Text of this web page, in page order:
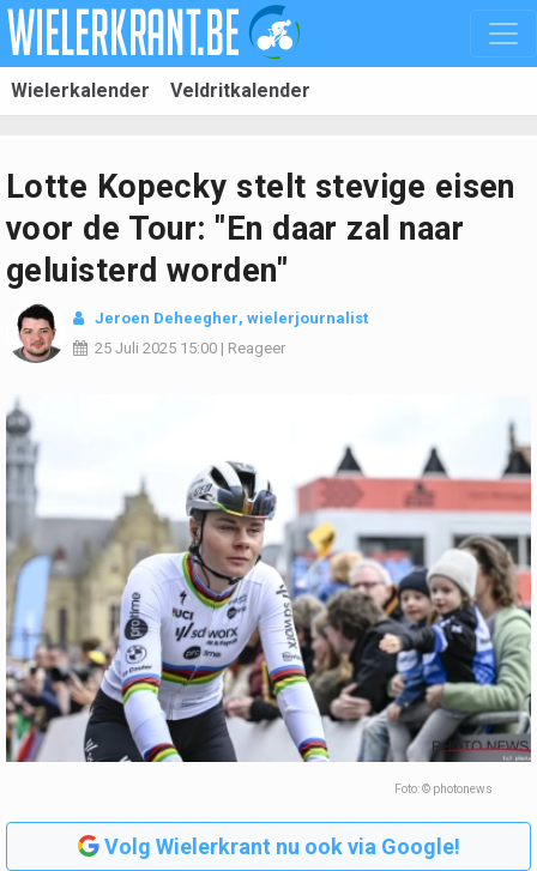
Wielerkalender Veldritkalender
Lotte Kopecky stelt stevige eisen
voor de Tour: "En daar zal naar
geluisterd worden"
Jeroen Deheegher, wielerjournalist
25 Juli 2025 15:00 | Reageer
Foto: © photonews
Volg Wielerkrant nu ook via Google!